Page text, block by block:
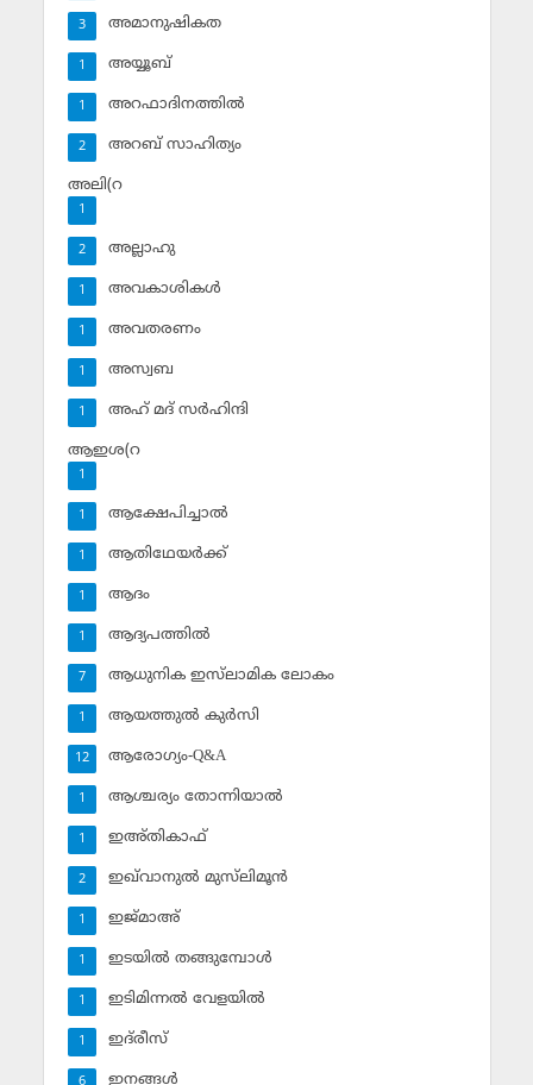
അമാനുഷികത
3
അയ്യൂബ്‌
1
അറഫാദിനത്തില്‍
1
അറബ് സാഹിത്യം
2
അലി(റ
1
അല്ലാഹു
2
അവകാശികള്‍
1
അവതരണം
1
അസ്വബ
1
അഹ് മദ് സര്‍ഹിന്ദി
1
ആഇശ(റ
1
ആക്ഷേപിച്ചാല്‍
1
ആതിഥേയര്‍ക്ക്
1
ആദം
1
ആദ്യപത്തില്‍
1
ആധുനിക ഇസ്‌ലാമിക ലോകം
7
ആയത്തുല്‍ കുര്‍സി
1
ആരോഗ്യം-Q&A
12
ആശ്ചര്യം തോന്നിയാല്‍
1
ഇഅ്തികാഫ്‌
1
ഇഖ്‌വാനുല്‍ മുസ്‌ലിമൂന്‍
2
ഇജ്മാഅ്
1
ഇടയില്‍ തങ്ങുമ്പോള്‍
1
ഇടിമിന്നല്‍ വേളയില്‍
1
ഇദ്‌രീസ്‌
1
ഇനങ്ങള്‍
6